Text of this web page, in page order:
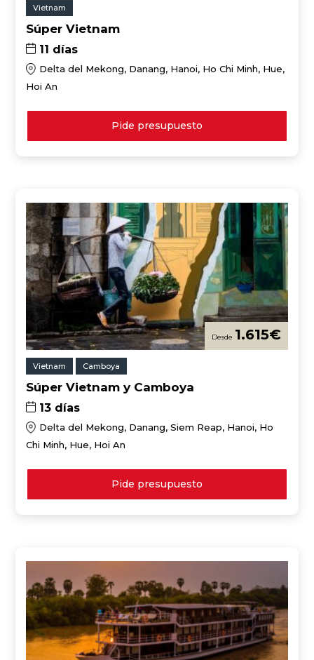
Vietnam
Súper Vietnam
11 días
Delta del Mekong, Danang, Hanoi, Ho Chi Minh, Hue,
Hoi An
Pide presupuesto
1.615€
Vietnam Camboya
Súper Vietnam y Camboya
13 días
Delta del Mekong, Danang, Siem Reap, Hanoi, Ho
Chi Minh, Hue, Hoi An
Pide presupuesto